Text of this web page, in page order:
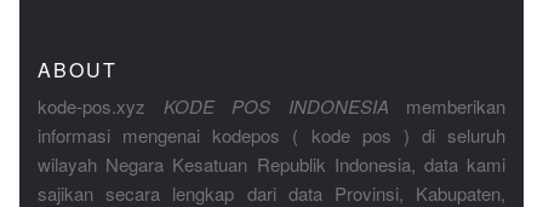
ABOUT
kode-pos.xyz KODE POS INDONESIA memberikan
informasi mengenai kodepos ( kode pos ) di seluruh
wilayah Negara Kesatuan Republik Indonesia, data kami
sajikan secara lengkap dari data Provinsi, Kabupaten,